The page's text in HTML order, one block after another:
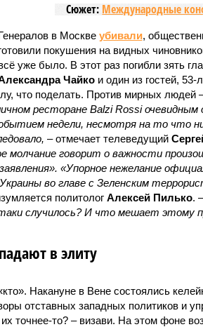
Сюжет: Международные
в Москве убивали,
покушения на видных
уже было. В этот раз погибли зять
Чайкои один из гостей, 53-
что поделать. Против мирных людей
ресторане Balzi Rossi очевидным
недели, несмотря на то что
– отмечает телеведущий
молчание говорит о важности
«Упорное нежелание
во главе с Зеленским
политолог Алексей Пилько.
случилось? И что мешает этому
в элиту
Накануне в Вене состоялись
отставных западных политиков и
точнее-то? – визави. На этом фоне